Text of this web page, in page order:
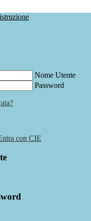
Nome Utente
Password
con CIE